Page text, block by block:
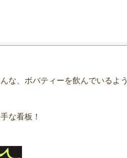
な、ボバティーを飲んでいるよう
な看板！